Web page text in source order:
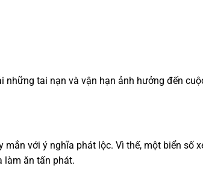
tai nạn và vận hạn ảnh hưởng đến
với ý nghĩa phát lộc. Vì thế, một biển số
làm ăn tấn phát.